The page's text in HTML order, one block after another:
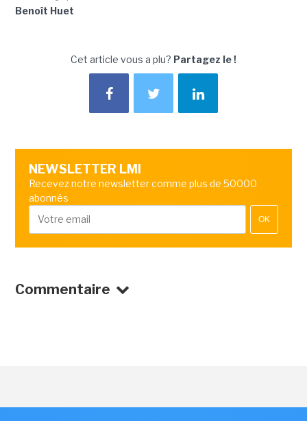
Benoît Huet
Cet article vous a plu? Partagez le !
NEWSLETTER LMI
Recevez notre newsletter comme plus de 50000
abonnés
OK
Commentaire